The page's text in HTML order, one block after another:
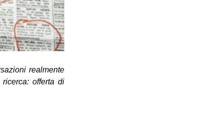
realmente
offerta di